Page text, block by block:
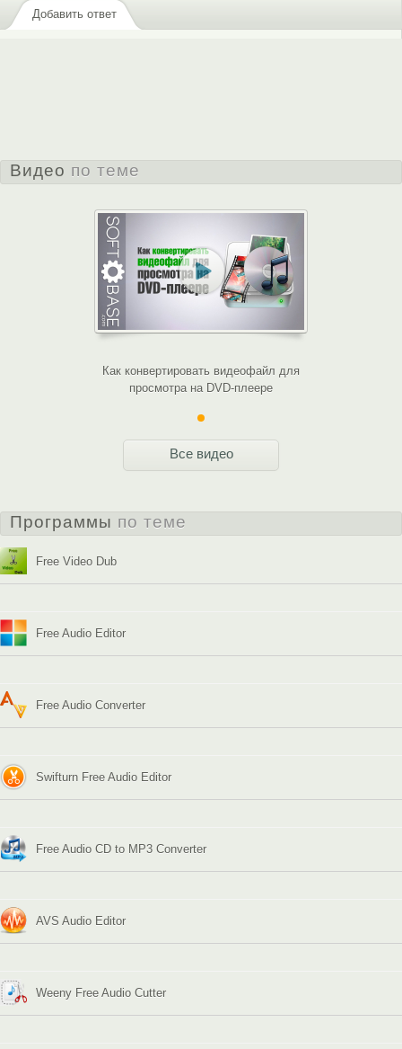
Добавить ответ
Видео по теме
Как конвертировать видеофайл для
просмотра на DVD-плеере
Все видео
Программы по теме
Free Video Dub
Free Audio Editor
Free Audio Converter
Swifturn Free Audio Editor
Free Audio CD to MP3 Converter
AVS Audio Editor
Weeny Free Audio Cutter